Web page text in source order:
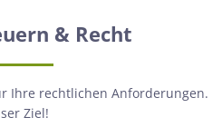
& Recht
Ihre rechtlichen Anforderungen.
Ziel!